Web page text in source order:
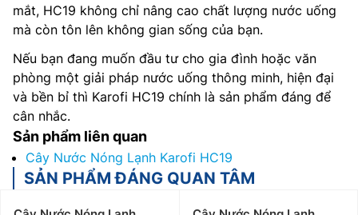
mắt, HC19 không chỉ nâng cao chất lượng nước uống
mà còn tôn lên không gian sống của bạn.
Nếu bạn đang muốn đầu tư cho gia đình hoặc văn
phòng một giải pháp nước uống thông minh, hiện đại
và bền bỉ thì Karofi HC19 chính là sản phẩm đáng để
cân nhắc.
Sản phẩm liên quan
Cây Nước Nóng Lạnh Karofi HC19
SẢN PHẨM ĐÁNG QUAN TÂM